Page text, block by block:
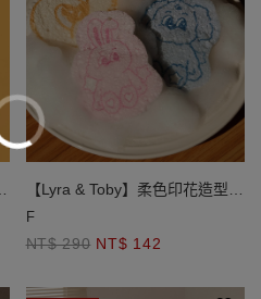
【Lyra & Toby】柔色印花造型壓
縮木漿海綿組(4入)
F
NT$ 290 NT$ 142